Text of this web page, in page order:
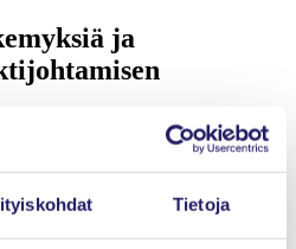
Tietoja
ja
on kerätty systemaattisesti
pelejä pelanneilta opiskelijoilta.
jo yli 1 000 opiskelijaa niin
ja yhdysvaltalaisissa yliopistoissa.
ja opiskelijoiden